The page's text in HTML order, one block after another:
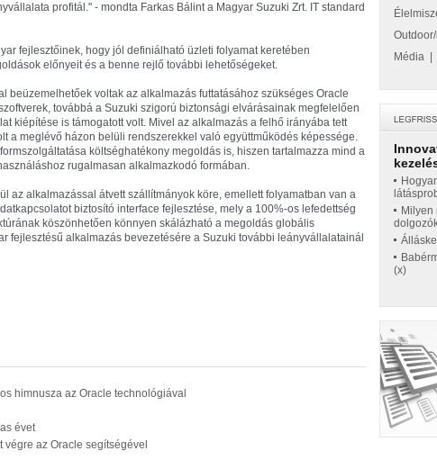
profitál." - mondta Farkas Bálint a Magyar Suzuki Zrt. IT standard
fejlesztőinek, hogy jól definiálható üzleti folyamat keretében
előnyeit és a benne rejlő további lehetőségeket.
beüzemelhetőek voltak az alkalmazás futtatásához szükséges Oracle
továbbá a Suzuki szigorú biztonsági elvárásainak megfelelően
kiépítése is támogatott volt. Mivel az alkalmazás a felhő irányába tett
a meglévő házon belüli rendszerekkel való együttműködés képessége.
költséghatékony megoldás is, hiszen tartalmazza mind a
rugalmasan alkalmazkodó formában.
az alkalmazással átvett szállítmányok köre, emellett folyamatban van a
biztosító interface fejlesztése, mely a 100%-os lefedettség
köszönhetően könnyen skálázható a megoldás globális
fejlesztésű alkalmazás bevezetésére a Suzuki további leányvállalatainál
himnusza az Oracle technológiával
évet
az Oracle segítségével
Média
Milyen
(x)